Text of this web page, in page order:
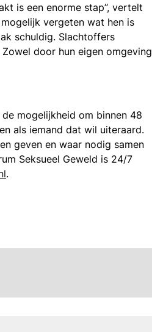
is een enorme stap’’, vertelt
vergeten wat hen is
schuldig. Slachtoffers
door hun eigen omgeving
mogelijkheid om binnen 48
als iemand dat wil uiteraard.
geven en waar nodig samen
Seksueel Geweld is 24/7
.